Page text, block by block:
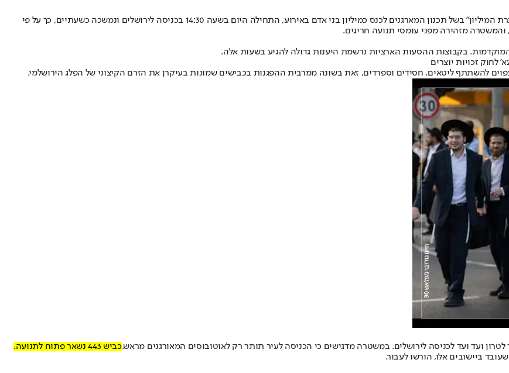
עצרת "זעקת התורה" בקריאה נגד גיוס צעירים חרדים לצה"ל, שזכתה לכינוי "עצרת המיליון" בשל תכנון המארגנים לכנס כמיליון בני אדם באירוע, התחילה היום בשעה 14:30 בכניסה לירושלים ונמשכה כשעתיים, כך על פי
מזהירה מפני עומסי תנועה חריגים.
בקבוצות ההסעות הארציות נרשמת היענות גדולה להגיע בשעות אלה.
להשתתף ליטאים, חסידים וספרדים, זאת בשונה ממרבית ההפגנות בכבישים שמונות בעיקרן את הזרם הקיצוני של הפלג הירושלמי.
ועד ועד לכניסה לירושלים. במשטרה מדגישים כי הכניסה לעיר תותר רק לאוטובוסים המאורגנים מראש.כביש 443 נשאר פתוח לתנועה.
ביישובים אלו, הורשו לעבור.